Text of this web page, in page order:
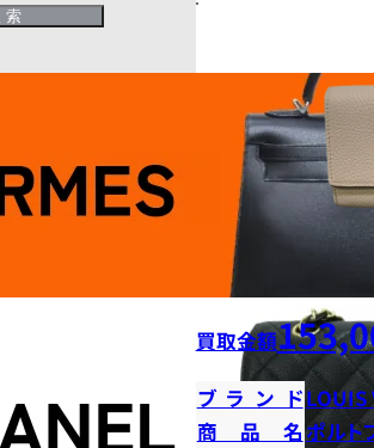
買取金額
ブランドLOUIS
商品名ポルト